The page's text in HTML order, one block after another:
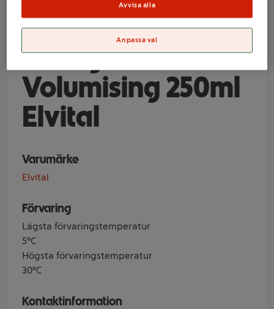
Schampo
Collagen Lifter
Volumising 250ml
Elvital
Varumärke
Elvital
Förvaring
Lägsta förvaringstemperatur
5°C
Högsta förvaringstemperatur
30°C
Kontaktinformation
Avvisa alla
Anpassa val